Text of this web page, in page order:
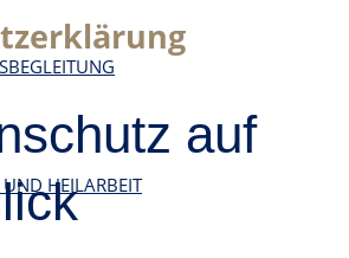
UND HEILARBEIT
auf